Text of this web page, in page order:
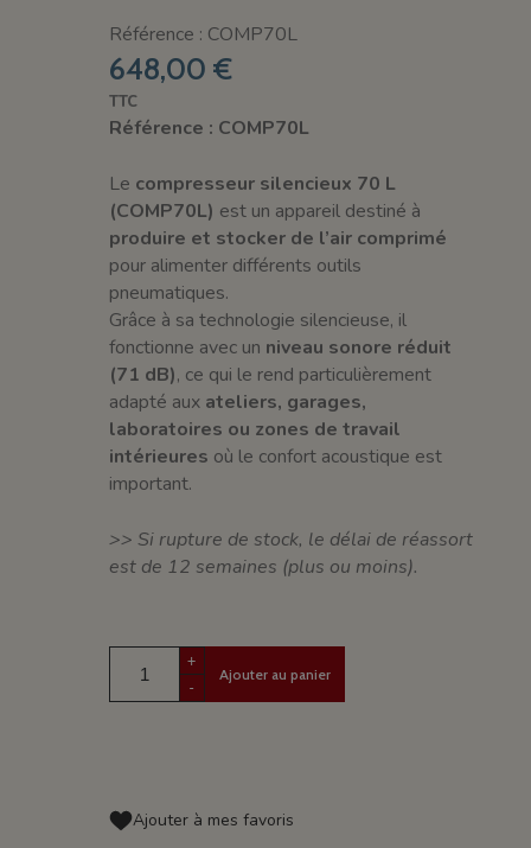
Référence : COMP70L
648,00 €
TTC
Référence : COMP70L
Le compresseur silencieux 70 L
(COMP70L) est un appareil destiné à
produire et stocker de l’air comprimé
pour alimenter différents outils
pneumatiques.
Grâce à sa technologie silencieuse, il
fonctionne avec un niveau sonore réduit
(71 dB), ce qui le rend particulièrement
adapté aux ateliers, garages,
laboratoires ou zones de travail
intérieures où le confort acoustique est
important.
>> Si rupture de stock, le délai de réassort
est de 12 semaines (plus ou moins).
+
-
Ajouter au panier
Ajouter à mes favoris